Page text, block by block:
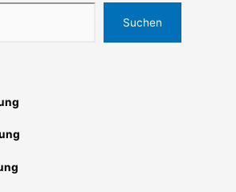
Suchen